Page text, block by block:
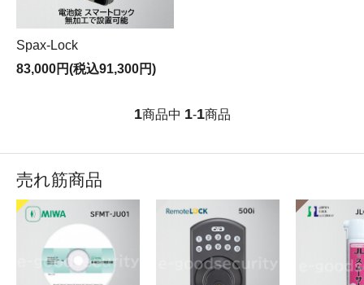
Spax-Lock
83,000円(税込91,300円)
1商品中 1-1商品
売れ筋商品